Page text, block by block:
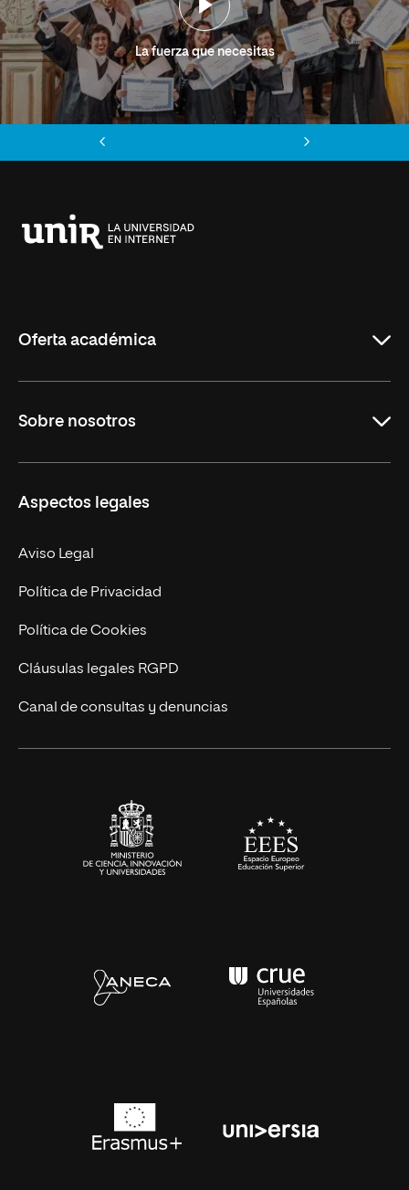
La fuerza que necesitas
Oferta académica
Másteres Oficiales
Doctorados
Experto Universitario
Postgrados
Cursos Universitarios
Sobre nosotros
Facultades
Nuestro Equipo
Trabaja en UNIR
Actualidad
UNIR Revista
Eventos
Aspectos legales
Aviso Legal
Política de Privacidad
Política de Cookies
Cláusulas legales RGPD
Canal de consultas y denuncias